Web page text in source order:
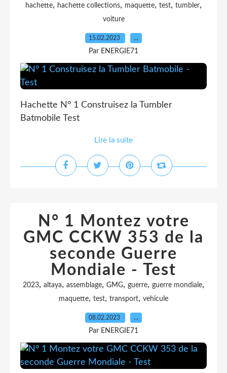
hachette, hachette collections, maquette, test, tumbler,
voiture
15.02.2023 …
Par ENERGIE71
Hachette N° 1 Construisez la Tumbler
Batmobile Test
Lire la suite
N° 1 Montez votre
GMC CCKW 353 de la
seconde Guerre
Mondiale - Test
2023, altaya, assemblage, GMG, guerre, guerre mondiale,
maquette, test, transport, vehicule
08.02.2023 …
Par ENERGIE71